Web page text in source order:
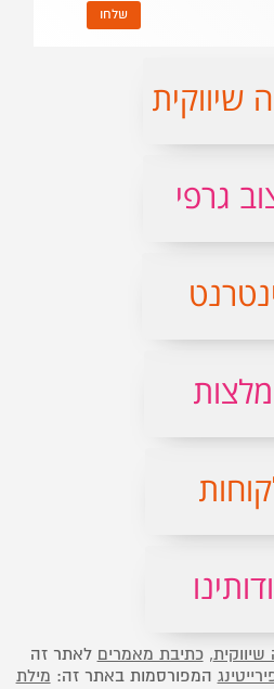
,כתיבת מאמרים לאתר זה
המפורסמות באתר זה: מילת
גרפי
שיווקית